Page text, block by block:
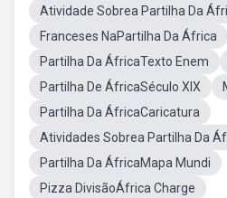
Atividade Sobrea Partilha Da
Franceses NaPartilha Da África
Partilha Da ÁfricaTexto Enem
Partilha De ÁfricaSéculo XIX
Partilha Da ÁfricaCaricatura
Atividades Sobrea Partilha Da
Partilha Da ÁfricaMapa Mundi
Pizza DivisãoÁfrica Charge